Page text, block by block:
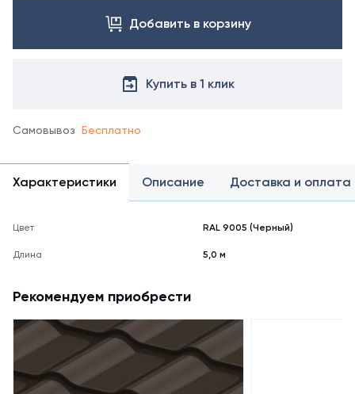
Добавить в корзину
Купить в 1 клик
Самовывоз Бесплатно
Характеристики Описание Доставка и оплата
Цвет RAL 9005 (Черный)
Длина 5,0 м
Рекомендуем приобрести